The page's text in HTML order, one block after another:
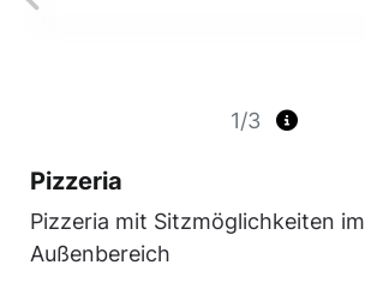
1/3
Pizzeria
Pizzeria mit Sitzmöglichkeiten im
Außenbereich